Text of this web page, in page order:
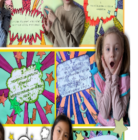
OSOBNÍCH ÚDAJŮ
INFORMACE